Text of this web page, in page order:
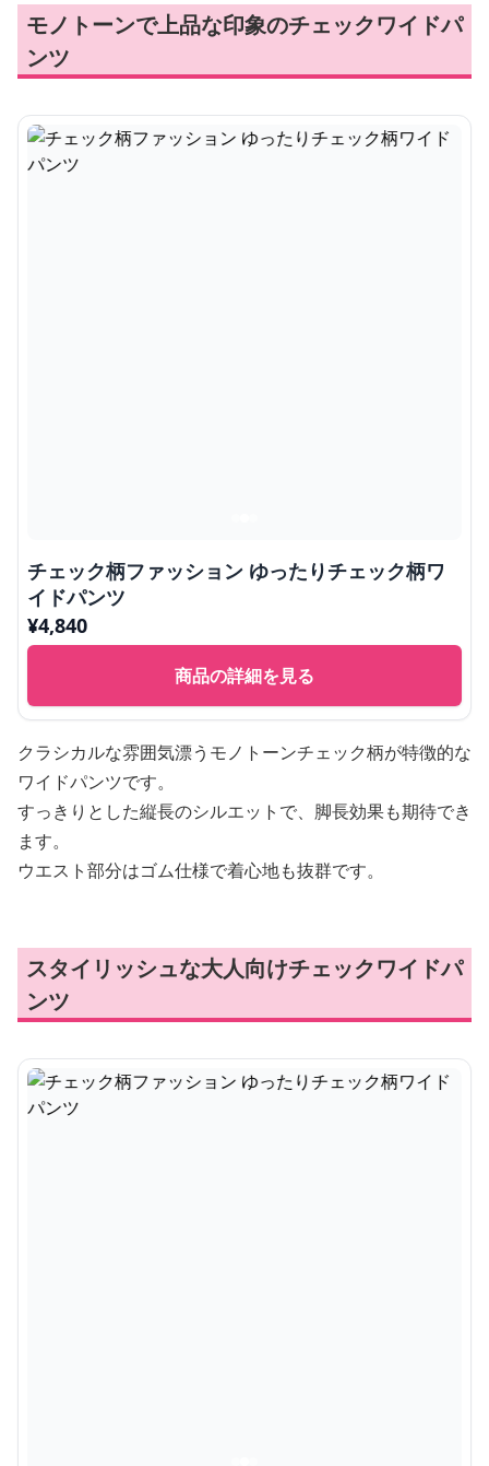
モノトーンで上品な印象のチェックワイドパ
ンツ
チェック柄ファッション ゆったりチェック柄ワ
イドパンツ
¥4,840
商品の詳細を見る
クラシカルな雰囲気漂うモノトーンチェック柄が特徴的な
ワイドパンツです。
すっきりとした縦長のシルエットで、脚長効果も期待でき
ます。
ウエスト部分はゴム仕様で着心地も抜群です。
スタイリッシュな大人向けチェックワイドパ
ンツ